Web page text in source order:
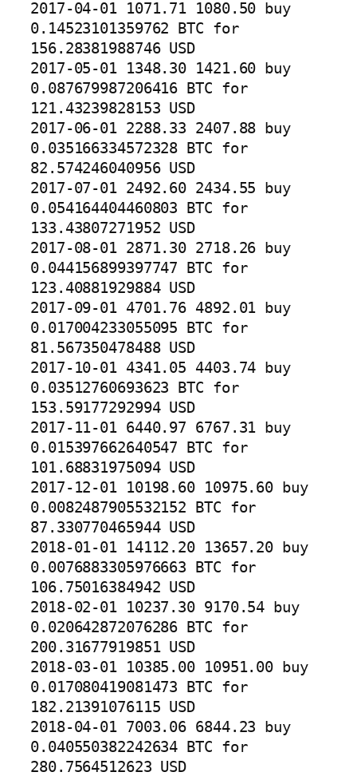
2017-04-01 1071.71 1080.50 buy
0.14523101359762 BTC for
156.28381988746 USD
2017-05-01 1348.30 1421.60 buy
0.087679987206416 BTC for
121.43239828153 USD
2017-06-01 2288.33 2407.88 buy
0.035166334572328 BTC for
82.574246040956 USD
2017-07-01 2492.60 2434.55 buy
0.054164404460803 BTC for
133.43807271952 USD
2017-08-01 2871.30 2718.26 buy
0.044156899397747 BTC for
123.40881929884 USD
2017-09-01 4701.76 4892.01 buy
0.017004233055095 BTC for
81.567350478488 USD
2017-10-01 4341.05 4403.74 buy
0.03512760693623 BTC for
153.59177292994 USD
2017-11-01 6440.97 6767.31 buy
0.015397662640547 BTC for
101.68831975094 USD
2017-12-01 10198.60 10975.60 buy
0.0082487905532152 BTC for
87.330770465944 USD
2018-01-01 14112.20 13657.20 buy
0.0076883305976663 BTC for
106.75016384942 USD
2018-02-01 10237.30 9170.54 buy
0.020642872076286 BTC for
200.31677919851 USD
2018-03-01 10385.00 10951.00 buy
0.017080419081473 BTC for
182.21391076115 USD
2018-04-01 7003.06 6844.23 buy
0.040550382242634 BTC for
280.7564512623 USD